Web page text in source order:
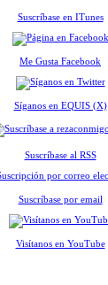
Suscríbase en ITunes
Me Gusta Facebook
Síganos en EQUIS (X)
Suscríbase al RSS
Suscríbase por email
Visítanos en YouTube